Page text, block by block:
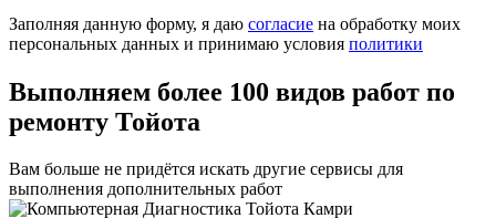
Заполняя данную форму, я даю согласие на обработку моих
персональных данных и принимаю условия политики
Выполняем более 100 видов работ по
ремонту Тойота
Вам больше не придётся искать другие сервисы для
выполнения дополнительных работ